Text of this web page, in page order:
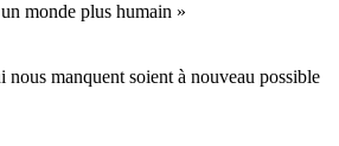
monde plus humain »
nous manquent soient à nouveau possible